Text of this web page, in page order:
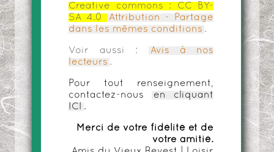
Creative commons :
CC BY-
SA 4.0
Attribution - Partage
dans les mêmes conditions .
Voir aussi :
Avis à nos
lecteurs .
Pour tout renseignement,
contactez-nous
en cliquant
ICI
.
Merci de votre fidélité et de
votre amitié.